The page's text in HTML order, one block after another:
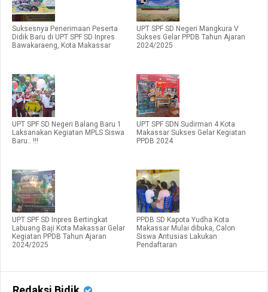
Suksesnya Penerimaan Peserta
Didik Baru di UPT SPF SD Inpres
Bawakaraeng, Kota Makassar
UPT SPF SD Negeri Mangkura V
Sukses Gelar PPDB Tahun Ajaran
2024/2025
UPT SPF SD Negeri Balang Baru 1
Laksanakan Kegiatan MPLS Siswa
Baru.. !!!
UPT SPF SDN Sudirman 4 Kota
Makassar Sukses Gelar Kegiatan
PPDB 2024
UPT SPF SD Inpres Bertingkat
Labuang Baji Kota Makassar Gelar
Kegiatan PPDB Tahun Ajaran
2024/2025
PPDB SD Kapota Yudha Kota
Makassar Mulai dibuka, Calon
Siswa Antusias Lakukan
Pendaftaran